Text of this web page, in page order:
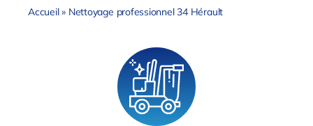
Accueil» Nettoyage professionnel 34 Hérault